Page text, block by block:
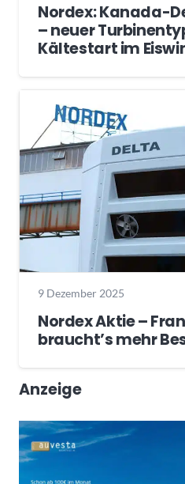
Nordex: Kanada-
– neuer
Kältestart im
9 Dezember 2025
Nordex Aktie –
braucht’s mehr
Anzeige